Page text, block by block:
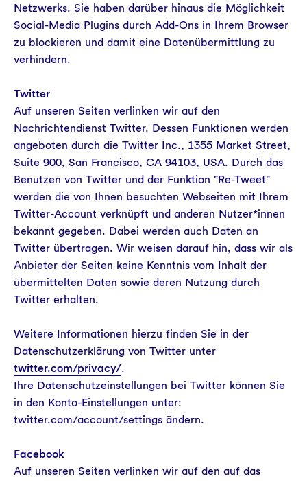
Netzwerks. Sie haben darüber hinaus die Möglichkeit
Social-Media Plugins durch Add-Ons in Ihrem Browser
zu blockieren und damit eine Datenübermittlung zu
verhindern.
Twitter
Auf unseren Seiten verlinken wir auf den
Nachrichtendienst Twitter. Dessen Funktionen werden
angeboten durch die Twitter Inc., 1355 Market Street,
Suite 900, San Francisco, CA 94103, USA. Durch das
Benutzen von Twitter und der Funktion "Re-Tweet"
werden die von Ihnen besuchten Webseiten mit Ihrem
Twitter-Account verknüpft und anderen Nutzer*innen
bekannt gegeben. Dabei werden auch Daten an
Twitter übertragen. Wir weisen darauf hin, dass wir als
Anbieter der Seiten keine Kenntnis vom Inhalt der
übermittelten Daten sowie deren Nutzung durch
Twitter erhalten.
Weitere Informationen hierzu finden Sie in der
Datenschutzerklärung von Twitter unter
twitter.com/privacy/.
Ihre Datenschutzeinstellungen bei Twitter können Sie
in den Konto-Einstellungen unter:
twitter.com/account/settings ändern.
Facebook
Auf unseren Seiten verlinken wir auf den auf das